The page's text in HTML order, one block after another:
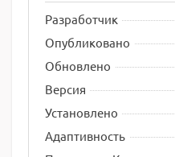
Разработчик
Опубликовано
Обновлено
Версия
Установлено
Адаптивность